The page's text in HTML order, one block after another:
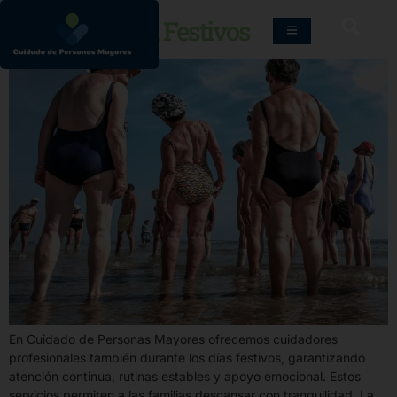
Cuidadores en Festivos
En Cuidado de Personas Mayores ofrecemos cuidadores
profesionales también durante los días festivos, garantizando
atención continua, rutinas estables y apoyo emocional. Estos